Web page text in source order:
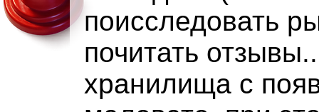
поисследовать
почитать
хранилища с